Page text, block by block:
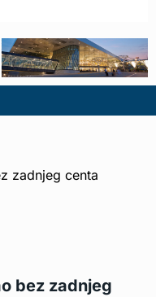
bez zadnjeg